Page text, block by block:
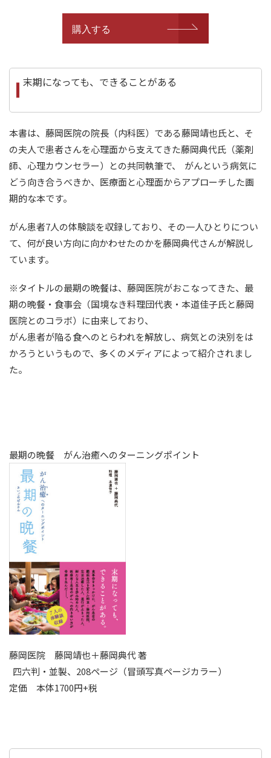
購入する
末期になっても、できることがある
本書は、藤岡医院の院長（内科医）である藤岡靖也氏と、そ
の夫人で患者さんを心理面から支えてきた藤岡典代氏（薬剤
師、心理カウンセラー）との共同執筆で、 がんという病気に
どう向き合うべきか、医療面と心理面からアプローチした画
期的な本です。
がん患者7人の体験談を収録しており、その一人ひとりについ
て、何が良い方向に向かわせたのかを藤岡典代さんが解説し
ています。
※タイトルの最期の晩餐は、藤岡医院がおこなってきた、最
期の晩餐・食事会（国境なき料理団代表・本道佳子氏と藤岡
医院とのコラボ）に由来しており、
がん患者が陥る食へのとらわれを解放し、病気との決別をは
かろうというもので、多くのメディアによって紹介されまし
た。
最期の晩餐 がん治癒へのターニングポイント
藤岡医院 藤岡靖也＋藤岡典代 著
四六判・並製、208ページ（冒頭写真ページカラー）
定価 本体1700円+税